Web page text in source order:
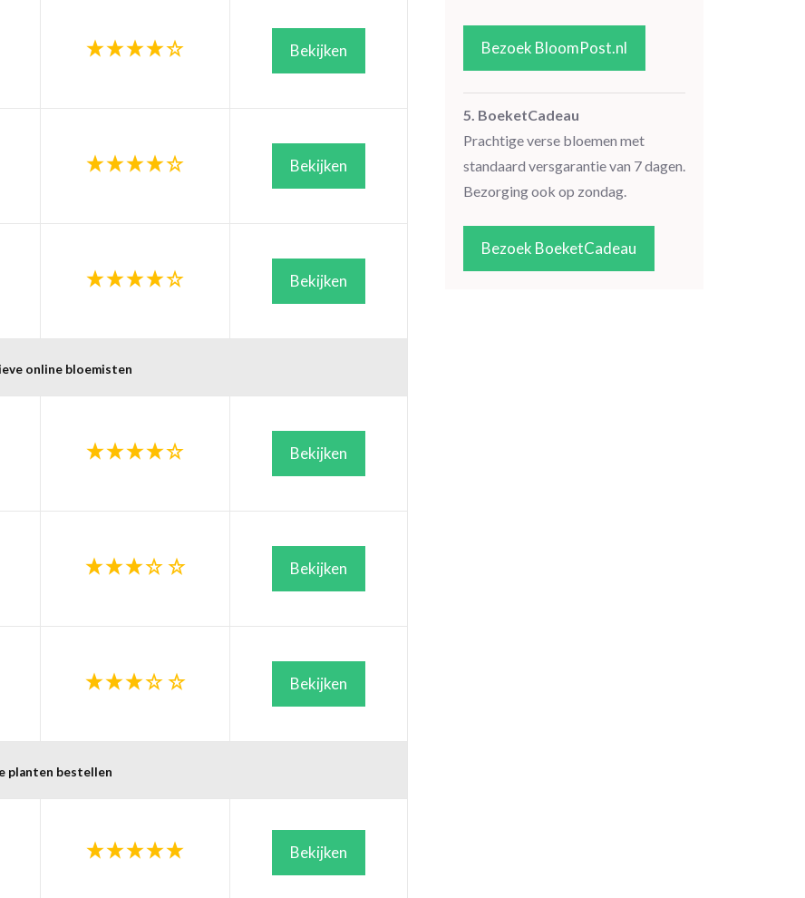
Bekijken
Bekijken
Bekijken
online bloemisten
Bekijken
Bekijken
Bekijken
planten bestellen
Bekijken
Bezoek BloomPost.nl
5. BoeketCadeau
Prachtige verse bloemen met
standaard versgarantie van 7 dagen.
Bezorging ook op zondag.
Bezoek BoeketCadeau